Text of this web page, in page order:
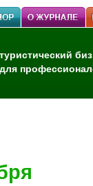
туристический
для